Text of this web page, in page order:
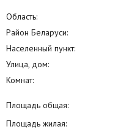
Область:
Район Беларуси:
Населенный пункт:
Улица, дом:
Комнат:
Площадь общая:
Площадь жилая: